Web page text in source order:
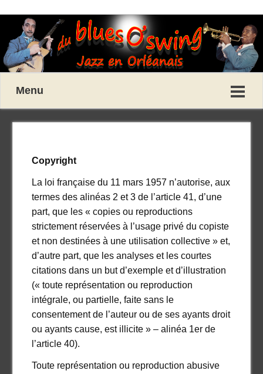
Menu
Copyright
La loi française du 11 mars 1957 n’autorise, aux
termes des alinéas 2 et 3 de l’article 41, d’une
part, que les « copies ou reproductions
strictement réservées à l’usage privé du copiste
et non destinées à une utilisation collective » et,
d’autre part, que les analyses et les courtes
citations dans un but d’exemple et d’illustration
(« toute représentation ou reproduction
intégrale, ou partielle, faite sans le
consentement de l’auteur ou de ses ayants droit
ou ayants cause, est illicite » – alinéa 1er de
l’article 40).
Toute représentation ou reproduction abusive